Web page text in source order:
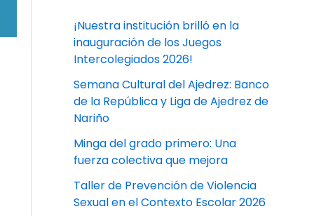
¡Nuestra institución brilló en la
inauguración de los Juegos
Intercolegiados 2026!
Semana Cultural del Ajedrez: Banco
de la República y Liga de Ajedrez de
Nariño
Minga del grado primero: Una
fuerza colectiva que mejora
Taller de Prevención de Violencia
Sexual en el Contexto Escolar 2026